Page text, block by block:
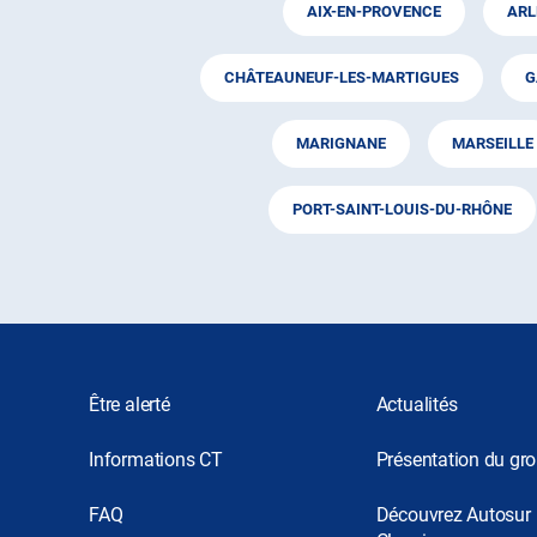
AIX-EN-PROVENCE
CHÂTEAUNEUF-LES-MARTIGUES
MARIGNANE MARSEILLE
PORT-SAINT-LOUIS-DU-RHÔNE
Être alerté
Informations CT
FAQ
Actualités
Présentation du
Découvrez Autosur